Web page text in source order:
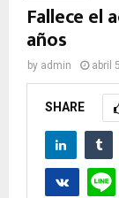
Fallece el
años
by admin abril
SHARE